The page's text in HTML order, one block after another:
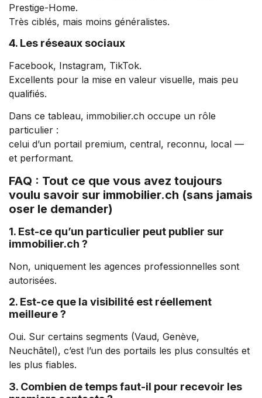
Prestige-Home.
Très ciblés, mais moins généralistes.
4. Les réseaux sociaux
Facebook, Instagram, TikTok.
Excellents pour la mise en valeur visuelle, mais peu
qualifiés.
Dans ce tableau, immobilier.ch occupe un rôle
particulier :
celui d’un portail premium, central, reconnu, local —
et performant.
FAQ : Tout ce que vous avez toujours
voulu savoir sur immobilier.ch (sans jamais
oser le demander)
1. Est-ce qu’un particulier peut publier sur
immobilier.ch ?
Non, uniquement les agences professionnelles sont
autorisées.
2. Est-ce que la visibilité est réellement
meilleure ?
Oui. Sur certains segments (Vaud, Genève,
Neuchâtel), c’est l’un des portails les plus consultés et
les plus fiables.
3. Combien de temps faut-il pour recevoir les